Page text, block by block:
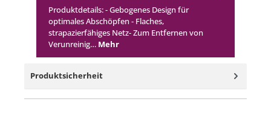
Produktdetails: - Gebogenes Design für
optimales Abschöpfen - Flaches,
strapazierfähiges Netz- Zum Entfernen von
Verunreinig… Mehr
Produktsicherheit